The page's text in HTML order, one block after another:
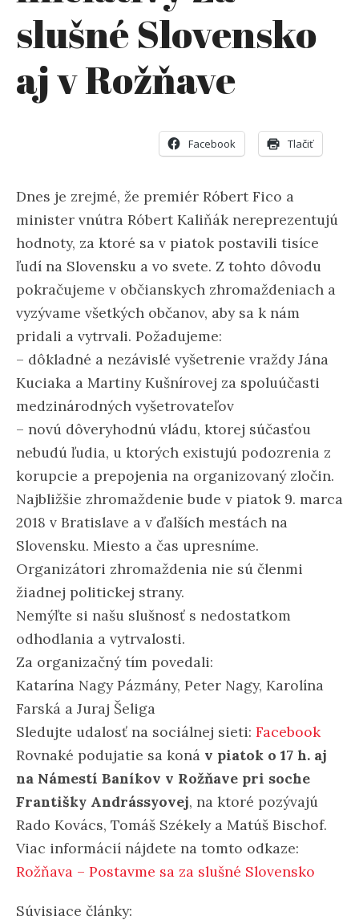
slušné Slovensko
aj v Rožňave
Facebook Tlačiť
Dnes je zrejmé, že premiér Róbert Fico a
minister vnútra Róbert Kaliňák nereprezentujú
hodnoty, za ktoré sa v piatok postavili tisíce
ľudí na Slovensku a vo svete. Z tohto dôvodu
pokračujeme v občianskych zhromaždeniach a
vyzývame všetkých občanov, aby sa k nám
pridali a vytrvali. Požadujeme:
– dôkladné a nezávislé vyšetrenie vraždy Jána
Kuciaka a Martiny Kušnírovej za spoluúčasti
medzinárodných vyšetrovateľov
– novú dôveryhodnú vládu, ktorej súčasťou
nebudú ľudia, u ktorých existujú podozrenia z
korupcie a prepojenia na organizovaný zločin.
Najbližšie zhromaždenie bude v piatok 9. marca
2018 v Bratislave a v ďalších mestách na
Slovensku. Miesto a čas upresníme.
Organizátori zhromaždenia nie sú členmi
žiadnej politickej strany.
Nemýľte si našu slušnosť s nedostatkom
odhodlania a vytrvalosti.
Za organizačný tím povedali:
Katarína Nagy Pázmány, Peter Nagy, Karolína
Farská a Juraj Šeliga
Sledujte udalosť na sociálnej sieti: Facebook
Rovnaké podujatie sa koná v piatok o 17 h. aj
na Námestí Baníkov v Rožňave pri soche
Františky Andrássyovej, na ktoré pozývajú
Rado Kovács, Tomáš Székely a Matúš Bischof.
Viac informácií nájdete na tomto odkaze:
Rožňava – Postavme sa za slušné Slovensko
Súvisiace články: